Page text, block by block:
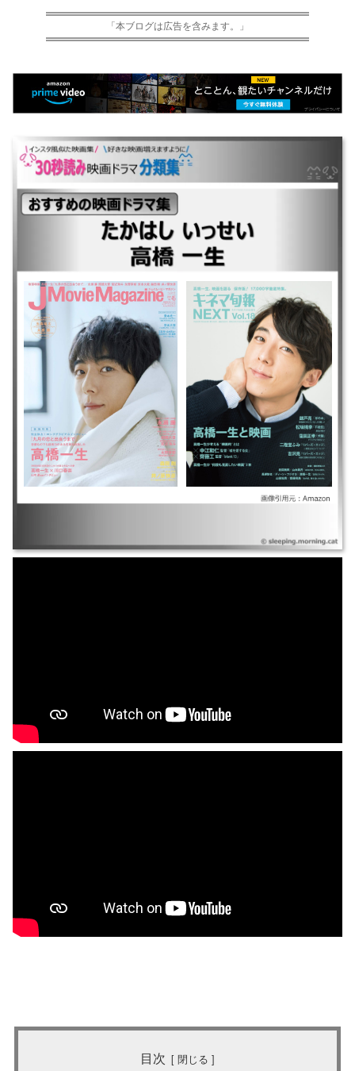
「本ブログは広告を含みます。」
｜犯罪者 ｜岸辺露伴は動かない『泉京香は黙らない』 ｜リボーン～最後
のヒーロー～ ｜岸辺露伴は動かない 懺悔室 ｜岸辺露伴 ルーヴルへ行く ｜
岸辺露伴は動かない（第1～4期） ｜＿岸辺露伴は動かない 予告編：第1期
～第2期 ｜＿岸辺露伴は動かない 予告編：第3期～第4期 ｜6秒間の軌跡～
花火師・望月星太郎の憂鬱 ｜インビジブル ｜天国と地獄～サイコな2人～
｜竜の道 二つの顔の復讐者 ｜ロマンスドール ｜引っ越し大名！ ｜九月の
恋と出会うまで ｜凪のお暇 ｜東京独身男子 ｜億男 ｜僕らは奇跡でできて
いる ｜空飛ぶタイヤ ｜嘘を愛する女 ｜blank13 ｜カルテット ｜シン・ゴ
ジラ ｜グ・ラ・メ!～総理の料理番～ ｜わたしに運命の恋なんてありえな
いって思ってた ｜民王 ｜ヒトリシズカ
目次